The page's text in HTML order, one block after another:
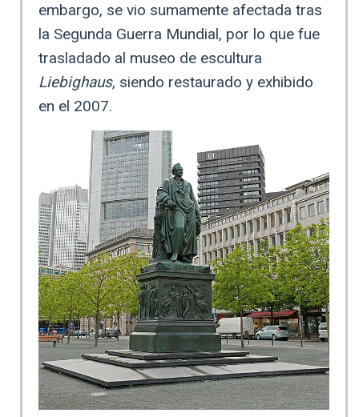
embargo, se vio sumamente afectada tras
la Segunda Guerra Mundial, por lo que fue
trasladado al museo de escultura
Liebighaus, siendo restaurado y exhibido
en el 2007.